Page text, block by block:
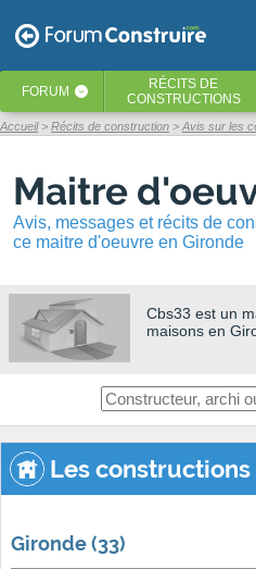
FORUM ‹ RÉCITS DE
CONSTRUCTIONS
Accueil Récits de construction Avis sur les
Maitre
Avis, messages et récits de
ce maitre d'oeuvre en Gironde
Cbs33 est un
maisons en
Les constructions
Gironde (33)